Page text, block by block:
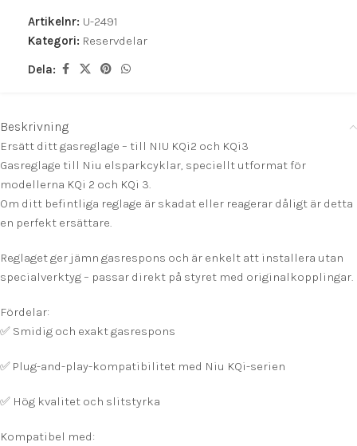
Artikelnr: U-2491
Kategori: Reservdelar
Dela:
Beskrivning
Ersätt ditt gasreglage – till NIU KQi2 och KQi3
Gasreglage till Niu elsparkcyklar, speciellt utformat för
modellerna KQi 2 och KQi 3.
Om ditt befintliga reglage är skadat eller reagerar dåligt är detta
en perfekt ersättare.
Reglaget ger jämn gasrespons och är enkelt att installera utan
specialverktyg – passar direkt på styret med originalkopplingar.
Fördelar:
✅ Smidig och exakt gasrespons
✅ Plug-and-play-kompatibilitet med Niu KQi-serien
✅ Hög kvalitet och slitstyrka
Kompatibel med: